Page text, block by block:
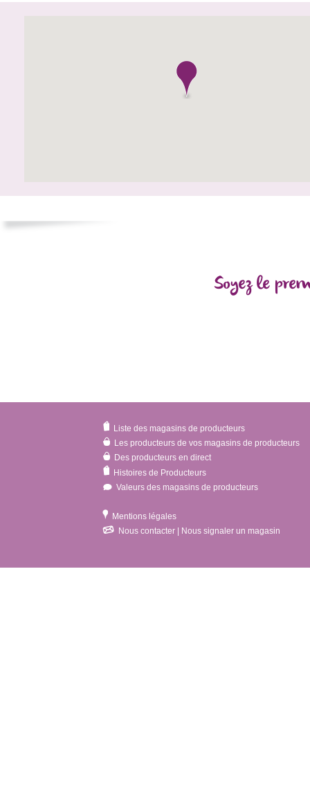
Soyez le
Liste des magasins de producteurs
Les producteurs de vos magasins de producteurs
Des producteurs en direct
Histoires de Producteurs
Valeurs des magasins de producteurs
Mentions légales
Nous contacter | Nous signaler un magasin